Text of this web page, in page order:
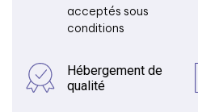
acceptés sous
conditions
Hébergement de
qualité